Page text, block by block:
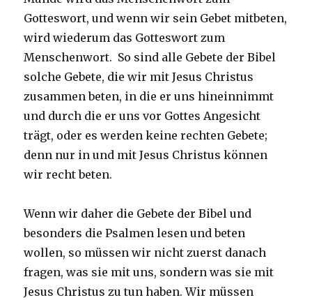
Gotteswort, und wenn wir sein Gebet mitbeten,
wird wiederum das Gotteswort zum
Menschenwort. So sind alle Gebete der Bibel
solche Gebete, die wir mit Jesus Christus
zusammen beten, in die er uns hineinnimmt
und durch die er uns vor Gottes Angesicht
trägt, oder es werden keine rechten Gebete;
denn nur in und mit Jesus Christus können
wir recht beten.
Wenn wir daher die Gebete der Bibel und
besonders die Psalmen lesen und beten
wollen, so müssen wir nicht zuerst danach
fragen, was sie mit uns, sondern was sie mit
Jesus Christus zu tun haben. Wir müssen